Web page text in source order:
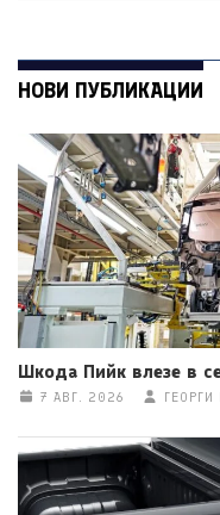
НОВИ ПУБЛИКАЦИИ
Шкода Пийк влезе в
7 АВГ. 2026 ГЕОРГИ